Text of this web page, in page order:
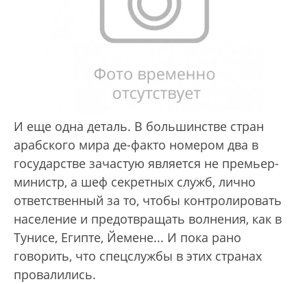
И еще одна деталь. В большинстве стран
арабского мира де-факто номером два в
государстве зачастую является не премьер-
министр, а шеф секретных служб, лично
ответственный за то, чтобы контролировать
население и предотвращать волнения, как в
Тунисе, Египте, Йемене... И пока рано
говорить, что спецслужбы в этих странах
провалились.